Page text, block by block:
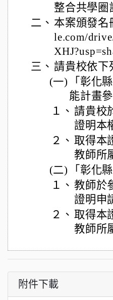
整合共學圈
二、 本案頒發名
le.com/
三、 請貴校依下
(一)
「彰化
能計畫
１、 請貴校
證明本
２、 取得本
教師所
(二)
「彰化
１、 教師於
證明申
２、 取得本
教師所
附件下載